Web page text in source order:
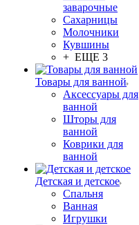
заварочные
Сахарницы
Молочники
Кувшины
+ ЕЩЕ 3
Товары для ванной
Аксессуары для
ванной
Шторы для
ванной
Коврики для
ванной
Детская и детское
Спальня
Ванная
Игрушки